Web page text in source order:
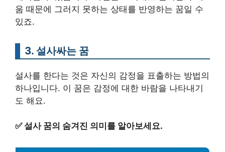
움 때문에 그러지 못하는 상태를 반영하는 꿈일 수
있죠.
3. 설사싸는 꿈
설사를 한다는 것은 자신의 감정을 표출하는 방법의
하나입니다. 이 꿈은 감정에 대한 바람을 나타내기
도 해요.
✅설사 꿈의 숨겨진 의미를 알아보세요.